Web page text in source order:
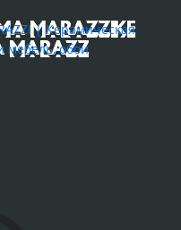
| Керамическая
мебель, обои